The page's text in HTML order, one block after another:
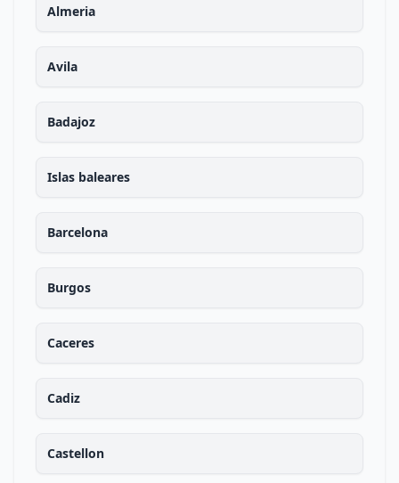
Almeria
Avila
Badajoz
Islas baleares
Barcelona
Burgos
Caceres
Cadiz
Castellon